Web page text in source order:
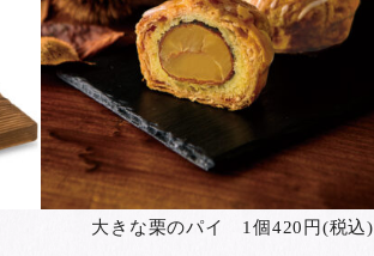
大きな栗のパイ 1個420円(税込)